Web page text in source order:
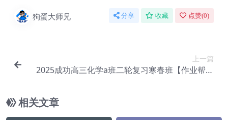
狗蛋大师兄 分享 收藏 点赞(0)
上一篇
2025成功高三化学a班二轮复习寒春班【作业帮】
相关文章